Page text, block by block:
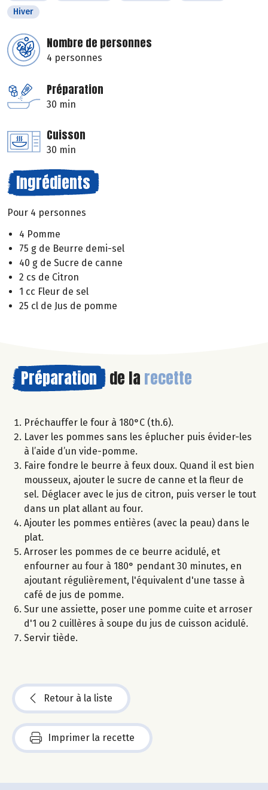
Hiver
Nombre de personnes
4 personnes
Préparation
30 min
Cuisson
30 min
Ingrédients
Pour 4 personnes
4 Pomme
75 g de Beurre demi-sel
40 g de Sucre de canne
2 cs de Citron
1 cc Fleur de sel
25 cl de Jus de pomme
Préparation de la recette
Préchauffer le four à 180°C (th.6).
Laver les pommes sans les éplucher puis évider-les
à l’aide d’un vide-pomme.
Faire fondre le beurre à feux doux. Quand il est bien
mousseux, ajouter le sucre de canne et la fleur de
sel. Déglacer avec le jus de citron, puis verser le tout
dans un plat allant au four.
Ajouter les pommes entières (avec la peau) dans le
plat.
Arroser les pommes de ce beurre acidulé, et
enfourner au four à 180° pendant 30 minutes, en
ajoutant régulièrement, l'équivalent d'une tasse à
café de jus de pomme.
Sur une assiette, poser une pomme cuite et arroser
d'1 ou 2 cuillères à soupe du jus de cuisson acidulé.
Servir tiède.
Retour à la liste
Imprimer la recette